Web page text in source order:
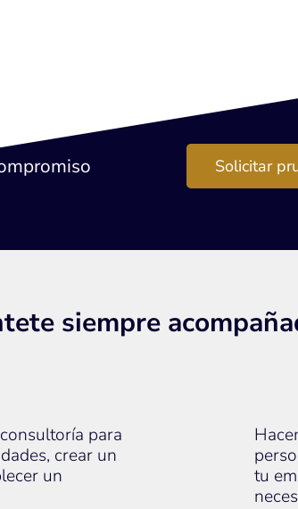
Solicitar
siempre
para
crear un
un
tu